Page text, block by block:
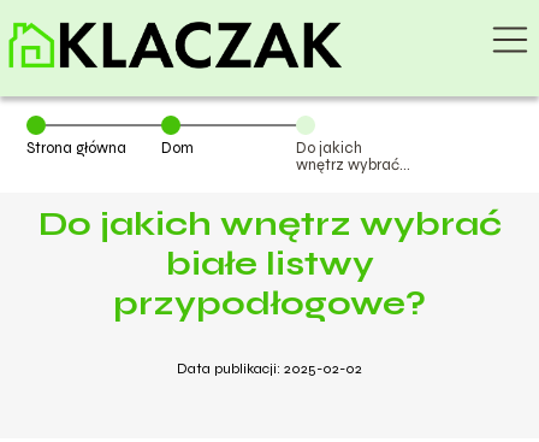
Strona główna Dom
Do jakich
wnętrz wybrać
Do jakich wnętrz wybrać
białe listwy
przypodłogowe?
Data publikacji: 2025-02-02